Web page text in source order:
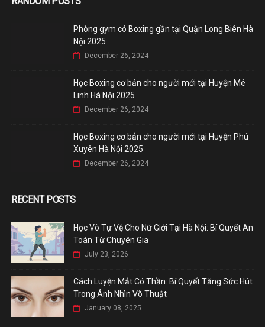
Phòng gym có Boxing gần tại Quận Long Biên Hà
Nội 2025
December 26, 2024
Học Boxing cơ bản cho người mới tại Huyện Mê
Linh Hà Nội 2025
December 26, 2024
Học Boxing cơ bản cho người mới tại Huyện Phú
Xuyên Hà Nội 2025
December 26, 2024
RECENT POSTS
Học Võ Tự Vệ Cho Nữ Giới Tại Hà Nội: Bí Quyết An
Toàn Từ Chuyên Gia
July 23, 2026
Cách Luyện Mắt Có Thần: Bí Quyết Tăng Sức Hút
Trong Ánh Nhìn Võ Thuật
January 08, 2025